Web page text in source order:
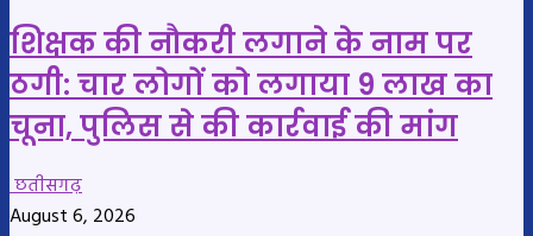
शिक्षक की नौकरी लगाने के नाम पर
ठगी: चार लोगों को लगाया 9 लाख का
चूना, पुलिस से की कार्रवाई की मांग
छतीसगढ़
August 6, 2026